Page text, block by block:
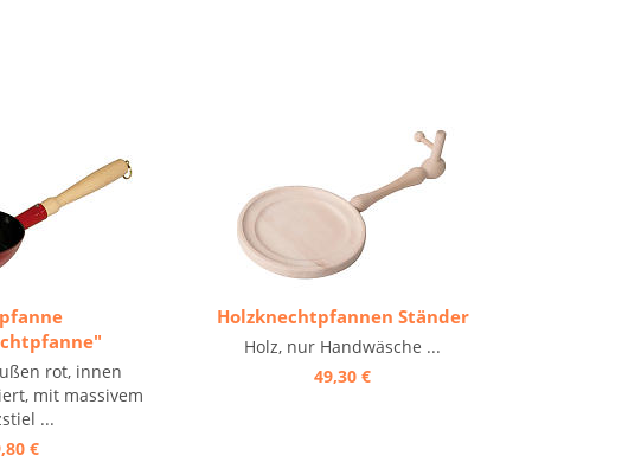
rot, innen
mit massivem
...
€
Holzknechtpfannen Ständer
Holz, nur Handwäsche ...
49,30 €